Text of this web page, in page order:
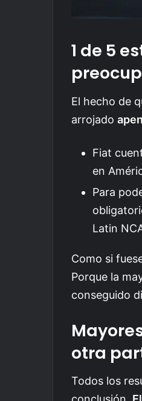
1 de 5
El hecho de
arrojado
Fiat
en
Para
Latin
Como si
Porque la
conseguido
otra
Todos los